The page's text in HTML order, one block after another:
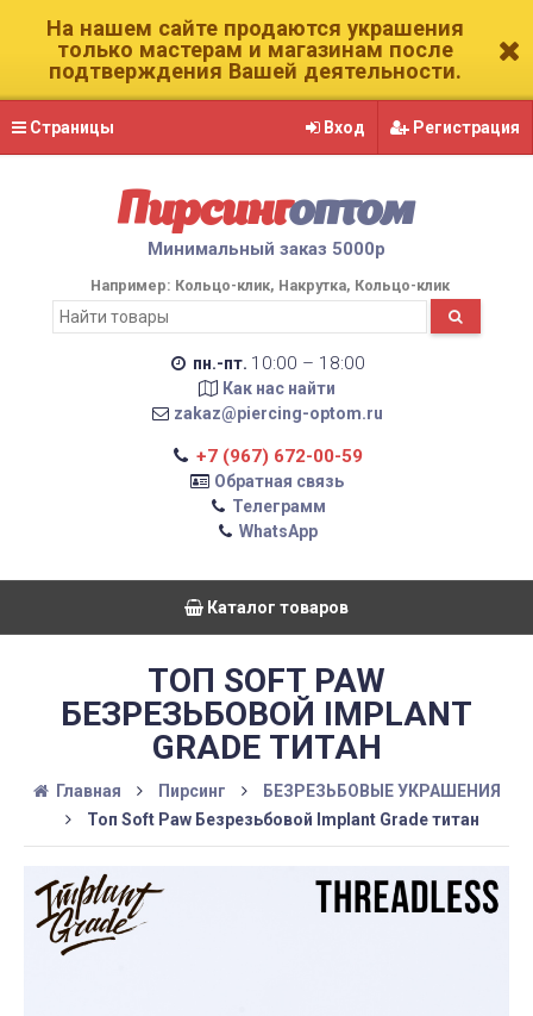
На нашем сайте продаются украшения
только мастерам и магазинам после
подтверждения Вашей деятельности.
Страницы Вход Регистрация
Пирсингоптом
Минимальный заказ 5000р
Например: Кольцо-клик Накрутка Кольцо-клик
пн.-пт. 10:00 – 18:00
Как нас найти
zakaz@piercing-optom.ru
+7 (967) 672-00-59
Обратная связь
Телеграмм
WhatsApp
Каталог товаров
ТОП SOFT PAW
БЕЗРЕЗЬБОВОЙ IMPLANT
GRADE ТИТАН
Главная Пирсинг
БЕЗРЕЗЬБОВЫЕ УКРАШЕНИЯ
Топ Soft Paw Безрезьбовой Implant Grade титан